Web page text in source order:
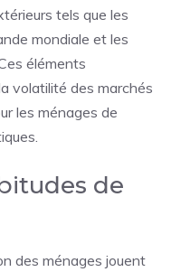
tels que les
mondiale et les
éléments
volatilité des marchés
les ménages de
de
des ménages jouent